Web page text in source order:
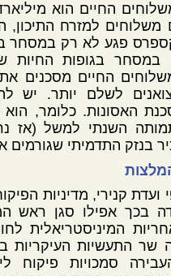
החיים הוא
משלוחים למזרח התיכון,
פגע לא רק במסחר
במסחר בגופות החיות
החיים מסכנים
לשלם יותר. יש
האסונות. כלומר,
השנתי למשל (אז
בנזק התדמיתי שגורמים
ועדת קנירי, מדיניות
בכך אפילו סגן ראש
המיניסטריאלית
סמכויות פיקוח